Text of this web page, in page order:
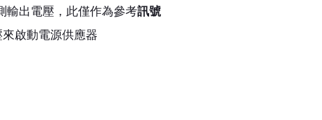
輸出電壓，此僅作為參考訊號
啟動電源供應器